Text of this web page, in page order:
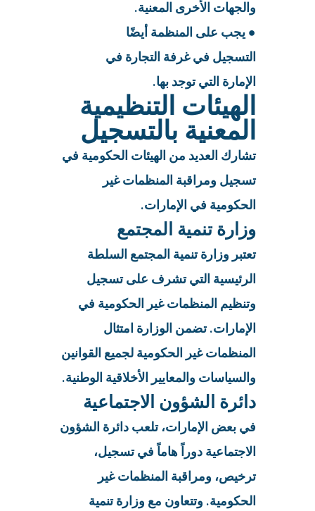
والجهات الأخرى المعنية.
● يجب على المنظمة أيضًا
التسجيل في غرفة التجارة في
الإمارة التي توجد بها.
الهيئات التنظيمية
المعنية بالتسجيل
تشارك العديد من الهيئات الحكومية في
تسجيل ومراقبة المنظمات غير
الحكومية في الإمارات.
وزارة تنمية المجتمع
تعتبر وزارة تنمية المجتمع السلطة
الرئيسية التي تشرف على تسجيل
وتنظيم المنظمات غير الحكومية في
الإمارات. تضمن الوزارة امتثال
المنظمات غير الحكومية لجميع القوانين
والسياسات والمعايير الأخلاقية الوطنية.
دائرة الشؤون الاجتماعية
في بعض الإمارات، تلعب دائرة الشؤون
الاجتماعية دوراً هاماً في تسجيل،
ترخيص، ومراقبة المنظمات غير
الحكومية. وتتعاون مع وزارة تنمية